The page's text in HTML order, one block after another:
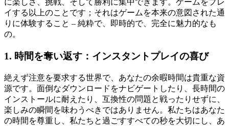
に楽しさ、挑戦、そして勝利に集中できます。ゲームをプレ
イする以上のことです；それはゲームを本来の意図された通
りに体験すること – 純粋で、即時的で、完全に魅力的なも
の。
1. 時間を奪い返す：インスタントプレイの喜び
絶えず注意を要求する世界で、あなたの余暇時間は貴重な資
源です。面倒なダウンロードをナビゲートしたり、長時間の
インストールに耐えたり、互換性の問題と戦ったりせずに、
楽しみの瞬間を味わうべきではありません。私たちはあなた
の時間を尊重し、私たちと過ごすすべての秒を大切にし、あ